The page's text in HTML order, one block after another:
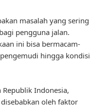
masalah yang sering
pengguna jalan.
ini bisa bermacam-
hingga kondisi
Indonesia,
oleh faktor